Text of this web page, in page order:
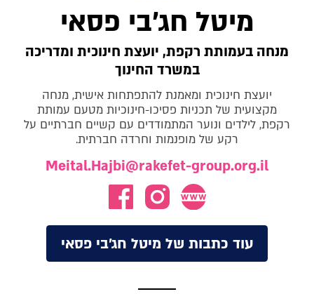
מיטל חג'בי פסאי
מנחה בעמותת רקפת, יועצת חינוכית ומדריכה
במשרד החינוך
יועצת חינוכית ומאמנת להתפתחות אישית, מנחה
מקצועית של תכניות פסיכו-חינוכיות מטעם עמותת
רקפת, לילדים ונוער המתמודדים עם קשיים חברתיים על
רקע של מופנמות וחרדה חברתית.
Meital.Hajbi@rakefet-group.org.il
עוד כתבות של מיטל חג'בי פסאי